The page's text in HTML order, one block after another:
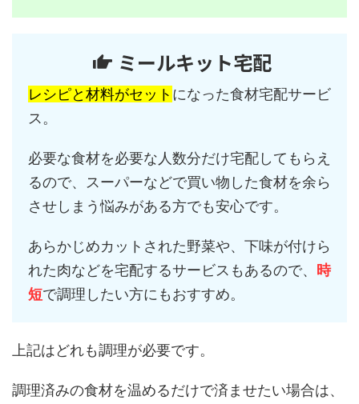
ミールキット宅配
レシピと材料がセット になった食材宅配サービ
ス。
必要な食材を必要な人数分だけ宅配してもらえ
るので、スーパーなどで買い物した食材を余ら
させしまう悩みがある方でも安心です。
あらかじめカットされた野菜や、下味が付けら
れた肉などを宅配するサービスもあるので、
時
短で調理したい方にもおすすめ。
上記はどれも調理が必要です。
調理済みの食材を温めるだけで済ませたい場合は、